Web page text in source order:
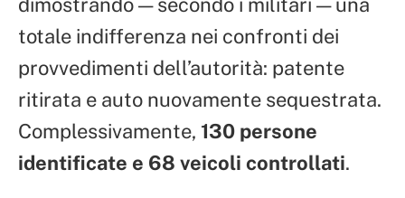
totale indifferenza nei confronti dei
provvedimenti dell’autorità: patente
ritirata e auto nuovamente sequestrata.
Complessivamente, 130 persone
identificate e 68 veicoli controllati.